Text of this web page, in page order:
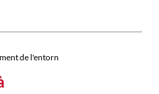
de l'entorn